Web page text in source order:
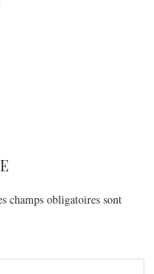
champs obligatoires sont